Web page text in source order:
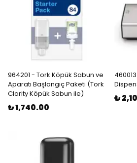
964201 - Tork Köpük Sabun ve
Aparatı Başlangıç Paketi (Tork
Clarity Köpük Sabun ile)
₺ 1,740.00
₺